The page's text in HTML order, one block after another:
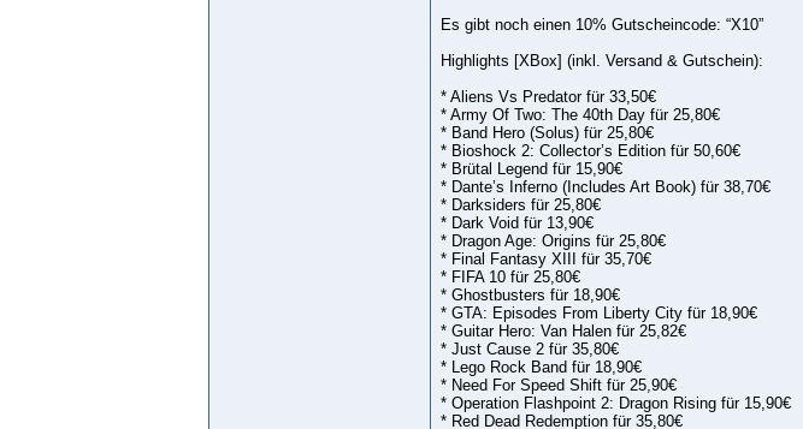
Es gibt noch einen 10% Gutscheincode: “X10”
Highlights [XBox] (inkl. Versand & Gutschein):
* Aliens Vs Predator für 33,50€
* Army Of Two: The 40th Day für 25,80€
* Band Hero (Solus) für 25,80€
* Bioshock 2: Collector’s Edition für 50,60€
* Brütal Legend für 15,90€
* Dante’s Inferno (Includes Art Book) für 38,70€
* Darksiders für 25,80€
* Dark Void für 13,90€
* Dragon Age: Origins für 25,80€
* Final Fantasy XIII für 35,70€
* FIFA 10 für 25,80€
* Ghostbusters für 18,90€
* GTA: Episodes From Liberty City für 18,90€
* Guitar Hero: Van Halen für 25,82€
* Just Cause 2 für 35,80€
* Lego Rock Band für 18,90€
* Need For Speed Shift für 25,90€
* Operation Flashpoint 2: Dragon Rising für 15,90€
* Red Dead Redemption für 35,80€